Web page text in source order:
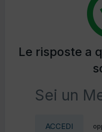
Le risposte a
Sei un
ACCEDI